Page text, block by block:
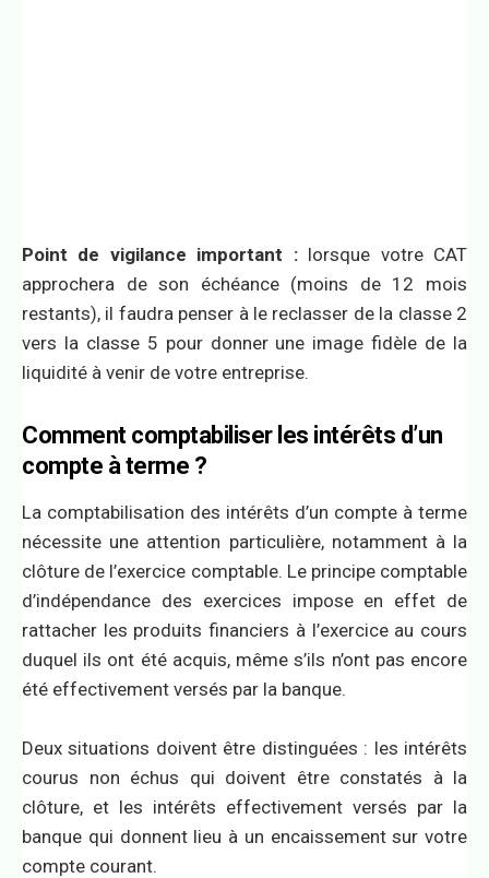
Point de vigilance important :lorsque votre CAT
approchera de son échéance (moins de 12 mois
restants), il faudra penser à le reclasser de la classe 2
vers la classe 5 pour donner une image fidèle de la
liquidité à venir de votre entreprise.
Comment comptabiliser les intérêts d’un
compte à terme ?
La comptabilisation des intérêts d’un compte à terme
nécessite une attention particulière, notamment à la
clôture de l’exercice comptable. Le principe comptable
d’indépendance des exercices impose en effet de
rattacher les produits financiers à l’exercice au cours
duquel ils ont été acquis, même s’ils n’ont pas encore
été effectivement versés par la banque.
Deux situations doivent être distinguées : les intérêts
courus non échus qui doivent être constatés à la
clôture, et les intérêts effectivement versés par la
banque qui donnent lieu à un encaissement sur votre
compte courant.